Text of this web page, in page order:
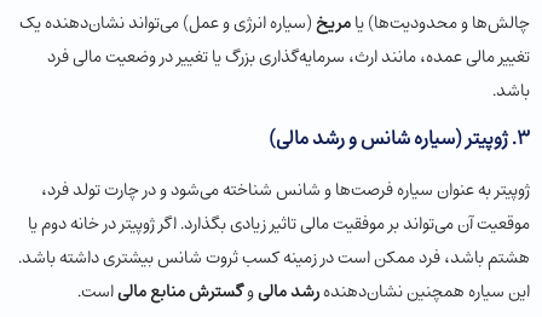
چالش‌ها و محدودیت‌ها) یامریخ(سیاره انرژی و عمل) می‌تواند نشان‌دهنده یک
تغییر مالی عمده، مانند ارث، سرمایه‌گذاری بزرگ یا تغییر در وضعیت مالی فرد
باشد.
3. ژوپیتر (سیاره شانس و رشد مالی)
ژوپیتر به عنوان سیاره فرصت‌ها و شانس شناخته می‌شود و در چارت تولد فرد،
موقعیت آن می‌تواند بر موفقیت مالی تاثیر زیادی بگذارد. اگر ژوپیتر در خانه دوم یا
هشتم باشد، فرد ممکن است در زمینه کسب ثروت شانس بیشتری داشته باشد.
این سیاره همچنین نشان‌دهندهرشد مالیوگسترش منابع مالیاست.